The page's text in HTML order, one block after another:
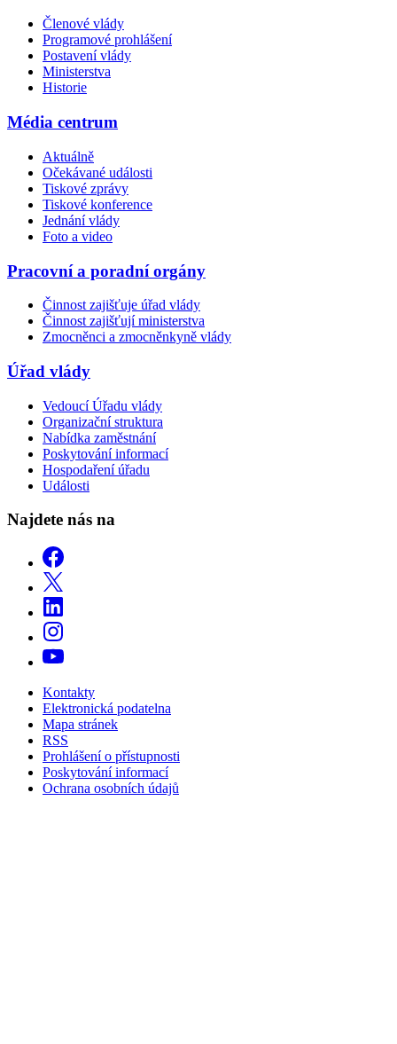
Členové vlády
Programové prohlášení
Postavení vlády
Ministerstva
Historie
Média centrum
Aktuálně
Očekávané události
Tiskové zprávy
Tiskové konference
Jednání vlády
Foto a video
Pracovní a poradní orgány
Činnost zajišťuje úřad vlády
Činnost zajišťují ministerstva
Zmocněnci a zmocněnkyně vlády
Úřad vlády
Vedoucí Úřadu vlády
Organizační struktura
Nabídka zaměstnání
Poskytování informací
Hospodaření úřadu
Události
Najdete nás na
Kontakty
Elektronická podatelna
Mapa stránek
RSS
Prohlášení o přístupnosti
Poskytování informací
Ochrana osobních údajů